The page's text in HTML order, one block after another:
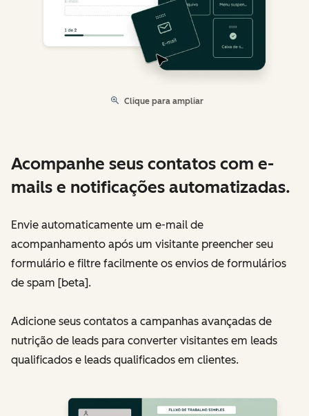
Clique para ampliar
Acompanhe seus contatos com e-
mails e notificações automatizadas.
Envie automaticamente um e-mail de
acompanhamento após um visitante preencher seu
formulário e filtre facilmente os envios de formulários
de spam [beta].
Adicione seus contatos a campanhas avançadas de
nutrição de leads para converter visitantes em leads
qualificados e leads qualificados em clientes.